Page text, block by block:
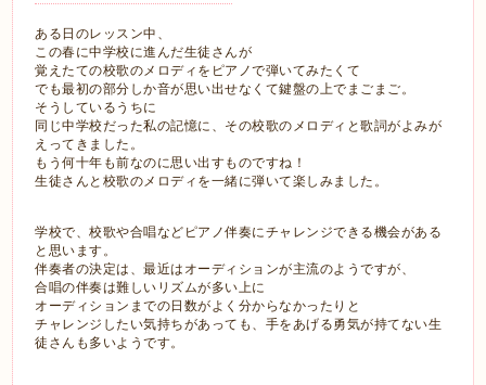
ある日のレッスン中、
この春に中学校に進んだ生徒さんが
覚えたての校歌のメロディをピアノで弾いてみたくて
でも最初の部分しか音が思い出せなくて鍵盤の上でまごまご。
そうしているうちに
同じ中学校だった私の記憶に、その校歌のメロディと歌詞がよみが
えってきました。
もう何十年も前なのに思い出すものですね！
生徒さんと校歌のメロディを一緒に弾いて楽しみました。
学校で、校歌や合唱などピアノ伴奏にチャレンジできる機会がある
と思います。
伴奏者の決定は、最近はオーディションが主流のようですが、
合唱の伴奏は難しいリズムが多い上に
オーディションまでの日数がよく分からなかったりと
チャレンジしたい気持ちがあっても、手をあげる勇気が持てない生
徒さんも多いようです。